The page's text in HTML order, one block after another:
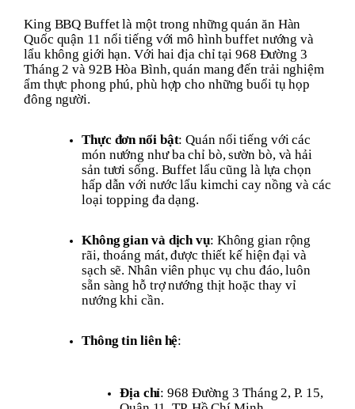
King BBQ Buffet là một trong những quán ăn Hàn
Quốc quận 11 nổi tiếng với mô hình buffet nướng và
lẩu không giới hạn. Với hai địa chỉ tại 968 Đường 3
Tháng 2 và 92B Hòa Bình, quán mang đến trải nghiệm
ẩm thực phong phú, phù hợp cho những buổi tụ họp
đông người.
Thực đơn nổi bật: Quán nổi tiếng với các
món nướng như ba chỉ bò, sườn bò, và hải
sản tươi sống. Buffet lẩu cũng là lựa chọn
hấp dẫn với nước lẩu kimchi cay nồng và các
loại topping đa dạng.
Không gian và dịch vụ: Không gian rộng
rãi, thoáng mát, được thiết kế hiện đại và
sạch sẽ. Nhân viên phục vụ chu đáo, luôn
sẵn sàng hỗ trợ nướng thịt hoặc thay vỉ
nướng khi cần.
Thông tin liên hệ:
Địa chỉ: 968 Đường 3 Tháng 2, P. 15,